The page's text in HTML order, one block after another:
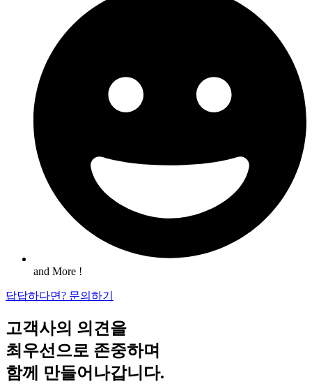
and More !
답답하다면? 문의하기
고객사의 의견을
최우선으로 존중하며
함께 만들어나갑니다.